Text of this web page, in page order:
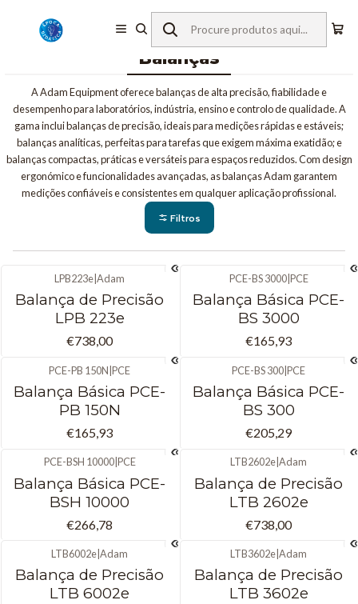
Início Equipamentos de Laboratório Balanças
Balanças
A Adam Equipment oferece balanças de alta precisão, fiabilidade e
desempenho para laboratórios, indústria, ensino e controlo de qualidade. A
gama inclui balanças de precisão, ideais para medições rápidas e estáveis;
balanças analíticas, perfeitas para tarefas que exigem máxima exatidão; e
balanças compactas, práticas e versáteis para espaços reduzidos. Com design
ergonómico e funcionalidades avançadas, as balanças Adam garantem
medições confiáveis e consistentes em qualquer aplicação profissional.
Filtros
LPB223e Adam
Balança de Precisão
LPB 223e
€738,00
PCE-BS 3000| PCE
Balança Básica PCE-
BS 3000
€165,93
PCE-PB 150N PCE
Balança Básica PCE-
PB 150N
€165,93
PCE-BS 300 PCE
Balança Básica PCE-
BS 300
€205,29
PCE-BSH 10000| PCE
Balança Básica PCE-
BSH 10000
€266,78
LTB2602e Adam
Balança de Precisão
LTB 2602e
€738,00
LTB6002e Adam
Balança de Precisão
LTB 6002e
LTB3602e Adam
Balança de Precisão
LTB 3602e